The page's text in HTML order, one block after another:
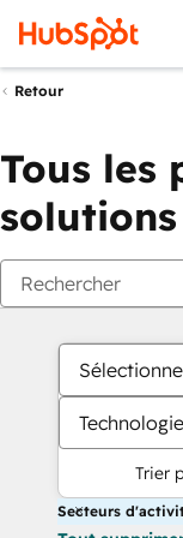
Retour
Tous les
solutions
Trier
Secteurs